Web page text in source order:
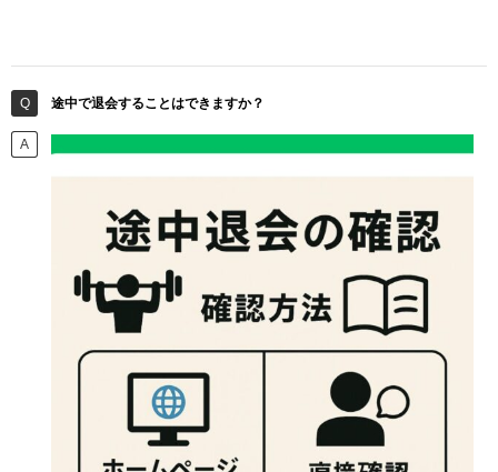
途中で退会することはできますか？